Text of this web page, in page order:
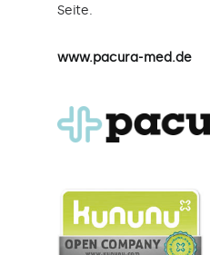
Seite.
www.pacura-med.de